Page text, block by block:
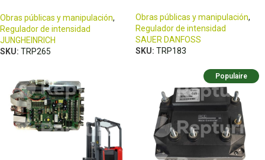
Obras públicas y manipulación,
Regulador de intensidad
JUNGHEINRICH
SKU: TRP265
Obras públicas y manipulación,
Regulador de intensidad
SAUER DANFOSS
SKU: TRP183
Populaire